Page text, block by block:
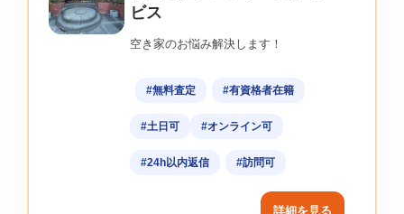
ビス
空き家のお悩み解決します！
#無料査定 #有資格者在籍
#土日可 #オンライン可
#24h以内返信 #訪問可
詳細を見る